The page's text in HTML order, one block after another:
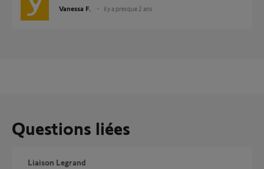
Vanessa F. il y a presque 2 ans
Questions liées
Liaison Legrand